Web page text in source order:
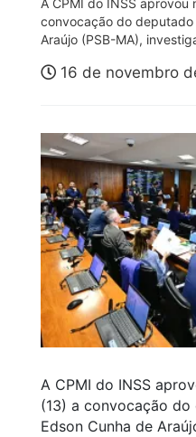
convocação do
Araújo (PSB-MA),
16 de novembro
A CPMI do INSS
(13) a convocação
Edson Cunha de